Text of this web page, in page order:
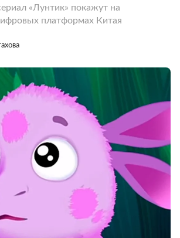
«Лунтик» покажут на
платформах Китая